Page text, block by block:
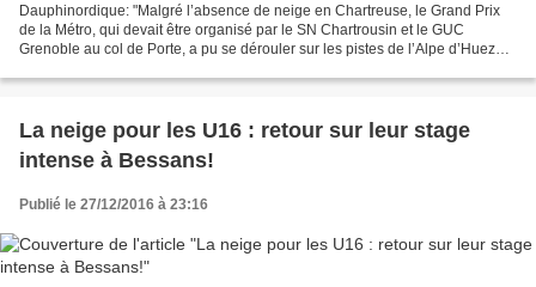
Dauphinordique: "Malgré l’absence de neige en Chartreuse, le Grand Prix
de la Métro, qui devait être organisé par le SN Chartrousin et le GUC
Grenoble au col de Porte, a pu se dérouler sur les pistes de l’Alpe d’Huez
La neige pour les U16 : retour sur leur stage
intense à Bessans!
Publié le 27/12/2016 à 23:16